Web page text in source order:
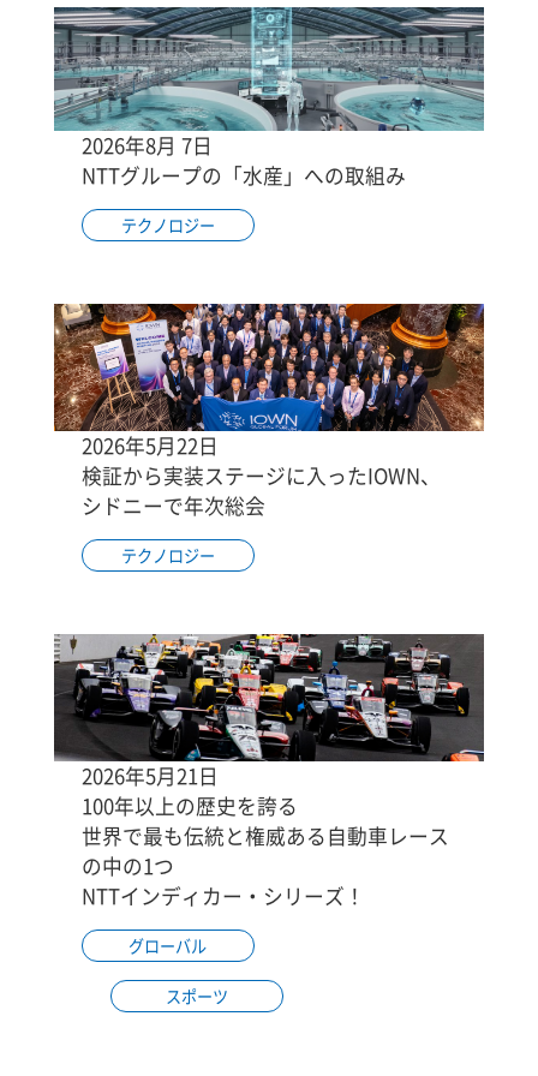
2026年8月 7日
NTTグループの「水産」への取組み
テクノロジー
2026年5月22日
検証から実装ステージに入ったIOWN、
シドニーで年次総会
テクノロジー
2026年5月21日
100年以上の歴史を誇る
世界で最も伝統と権威ある自動車レース
の中の1つ
NTTインディカー・シリーズ！
グローバル
スポーツ